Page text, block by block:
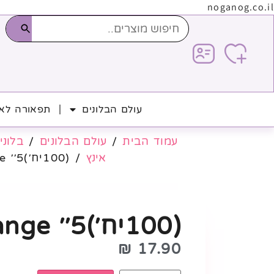
noganog.co.il
עולם הבלונים תפאורה
עמוד הבית/ עולם הבלונים /
אינץ / (100יח׳)5׳׳ Orange
(100יח׳)5׳׳ Orange
17.90
₪